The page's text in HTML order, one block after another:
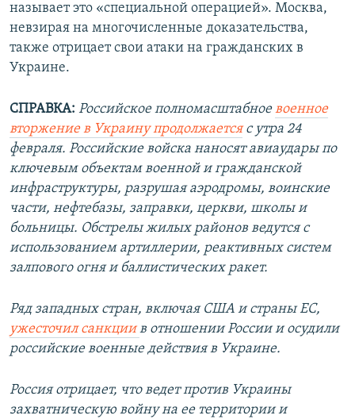
называет это «специальной операцией». Москва,
невзирая на многочисленные доказательства,
также отрицает свои атаки на гражданских в
Украине.
СПРАВКА: Российское полномасштабноевоенное
вторжение в Украину продолжаетсяс утра 24
февраля. Российские войска наносят авиаудары по
ключевым объектам военной и гражданской
инфраструктуры, разрушая аэродромы, воинские
части, нефтебазы, заправки, церкви, школы и
больницы. Обстрелы жилых районов ведутся с
использованием артиллерии, реактивных систем
залпового огня и баллистических ракет.
Ряд западных стран, включая США и страны ЕС,
ужесточил санкциив отношении России и осудили
российские военные действия в Украине.
Россия отрицает, что ведет против Украины
захватническую войну на ее территории и